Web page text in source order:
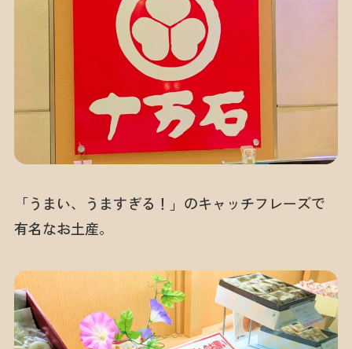
「うまい、うますぎる！」のキャッチフレーズで
有名なお土産。